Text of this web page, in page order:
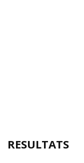
RESULTATS